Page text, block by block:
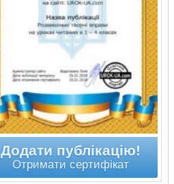
Додати публікацію!
Отримати сертифікат